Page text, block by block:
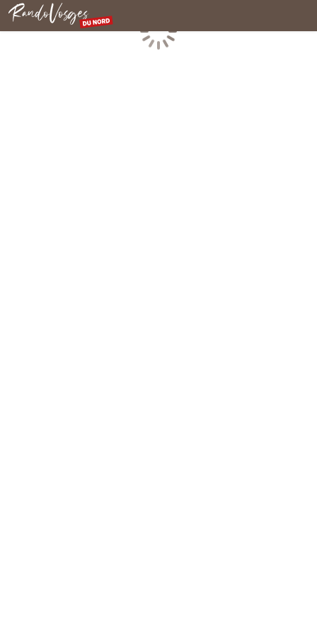
Rando Vosges du Nord
Chargement